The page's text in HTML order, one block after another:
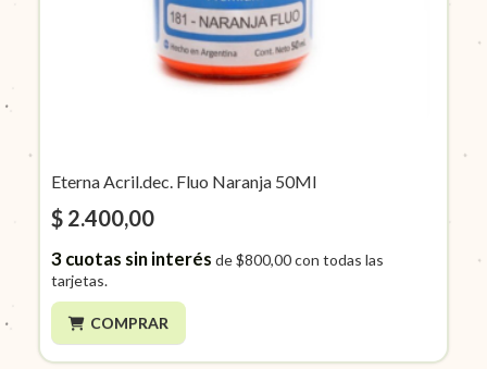
Eterna Acril.dec. Fluo Naranja 50Ml
$ 2.400,00
3cuotas sin interés de$800,00con todas las
tarjetas.
COMPRAR